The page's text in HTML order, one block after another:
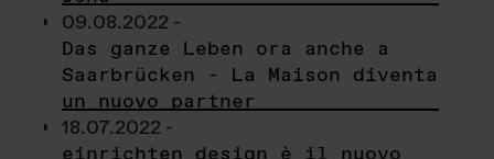
09.08.2022 -
Das ganze Leben ora anche a
Saarbrücken - La Maison diventa
un nuovo partner
18.07.2022 -
einrichten design è il nuovo